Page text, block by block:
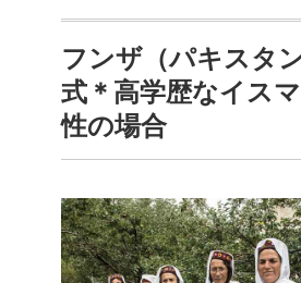
フンザ（パキスタ
式＊高学歴なイス
性の場合